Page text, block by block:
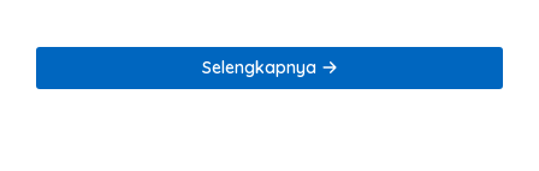
Tambang Nikel
Selengkapnya